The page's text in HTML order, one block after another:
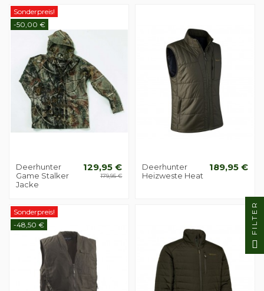
Sonderpreis!
-50,00 €
Deerhunter
Game Stalker
Jacke
129,95 €
179,95 €
Deerhunter
Heizweste Heat
189,95 €
Sonderpreis!
-48,50 €
FILTER